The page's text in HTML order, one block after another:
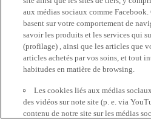
aux médias sociaux comme
basent sur votre comportement de
savoir les produits et les services qui
(profilage) , ainsi que les articles que
articles achetés par vos soins, et tout
habitudes en matière de browsing.
Les cookies liés aux médias
des vidéos sur note site (p. e. via
contenu de notre site sur les médias